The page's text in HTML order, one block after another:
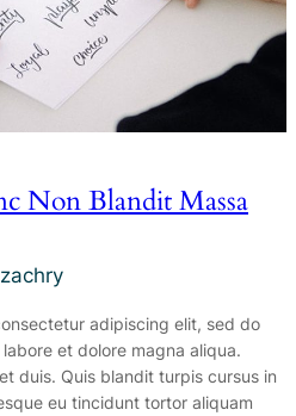
Non Blandit Massa
adipiscing elit, sed do
et dolore magna aliqua.
duis. Quis blandit turpis cursus in
eu tincidunt tortor aliquam